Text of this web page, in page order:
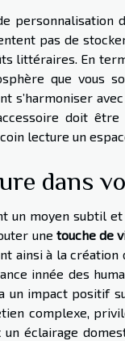
personnalisation
pas de
littéraires. En
que vous
s’harmoniser
doit
lecture un
dans
un moyen subtil et
une touche de
ainsi à la création
innée des
un impact positif
complexe,
un éclairage